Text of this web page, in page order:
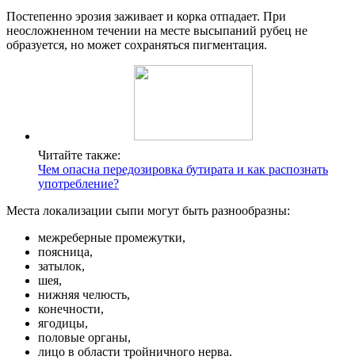
Постепенно эрозия заживает и корка отпадает. При
неосложненном течении на месте высыпаний рубец не
образуется, но может сохраняться пигментация.
Читайте также:
Чем опасна передозировка бутирата и как распознать
употребление?
Места локализации сыпи могут быть разнообразны:
межреберные промежутки,
поясница,
затылок,
шея,
нижняя челюсть,
конечности,
ягодицы,
половые органы,
лицо в области тройничного нерва.